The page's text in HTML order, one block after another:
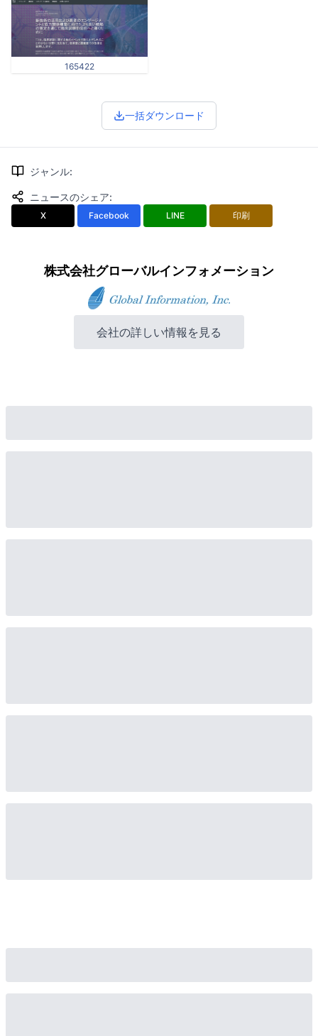
165422
一括ダウンロード
ジャンル:
ニュースのシェア:
X Facebook LINE 印刷
株式会社グローバルインフォメーション
会社の詳しい情報を見る